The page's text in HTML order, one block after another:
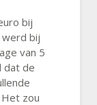
bij
werd bij
van 5
dat de
zou